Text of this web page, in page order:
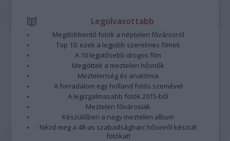
Legolvasottabb
Megdöbbentő fotók a néptelen fővárosról
Top 10: ezek a legjobb szerelmes filmek
A 10 legütősebb drogos film
Megjöttek a meztelen hősnők
Meztelenség és anatómia
A forradalom egy holland fotós szemével
A legizgalmasabb fotók 2015-ből
Meztelen fővárosiak
Készülőben a nagy meztelen album
Nézd meg a 48-as szabadságharc hőseiről készült
fotókat!